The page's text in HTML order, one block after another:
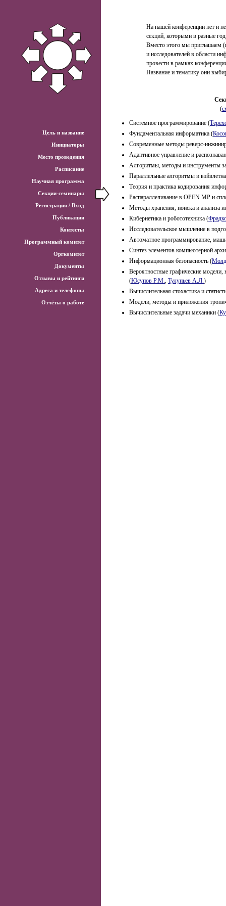
На нашей конференции нет и не
секций, которыми в разные
Вместо этого мы приглашаем
и исследователей в области
провести в рамках
Название и тематику они
(
Системное программирование (
Фундаментальная информатика (
Современные методы реверс-
Адаптивное управление и
Алгоритмы, методы и инструменты
Параллельные алгоритмы и
Теория и практика кодирования
Распараллеливание в OPEN MP и
Методы хранения, поиска и анализа
Кибернетика и робототехника (
Исследовательское мышление в
Автоматное программирование,
Синтез элементов компьютерной
Информационная безопасность (
Вероятностные графические
(Юсупов Р.М., Тулупьев А.Л.)
Вычислительная стохастика и
Модели, методы и приложения
Вычислительные задачи механики (
Цель и название
Инициаторы
Место проведения
Расписание
Научная программа
Секции-семинары
Регистрация / Вход
Публикации
Контесты
Программный комитет
Оргкомитет
Документы
Отзывы и рейтинги
Адреса и телефоны
Отчёты о работе